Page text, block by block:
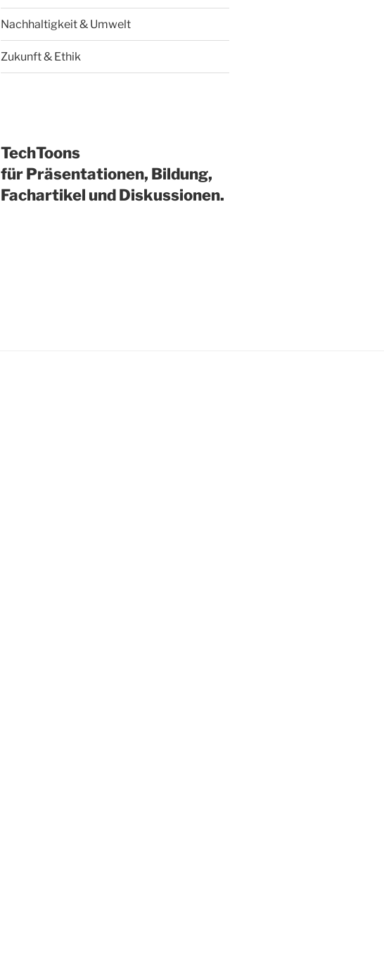
Nachhaltigkeit & Umwelt
Zukunft & Ethik
TechToons
für Präsentationen, Bildung,
Fachartikel und Diskussionen.